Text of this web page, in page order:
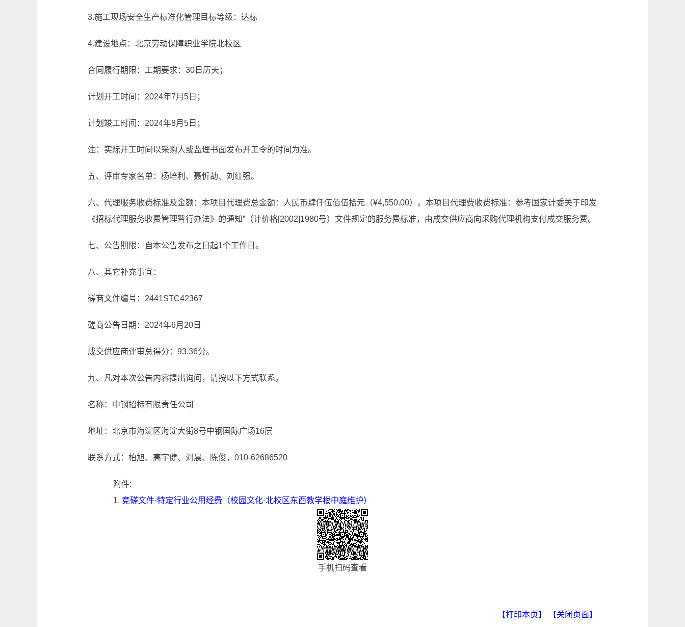
3.施工现场安全生产标准化管理目标等级：达标
4.建设地点：北京劳动保障职业学院北校区
合同履行期限：工期要求：30日历天；
计划开工时间：2024年7月5日；
计划竣工时间：2024年8月5日；
注：实际开工时间以采购人或监理书面发布开工令的时间为准。
五、评审专家名单：杨培利、聂忻劼、刘红强。
六、代理服务收费标准及金额：本项目代理费总金额：人民币肆仟伍佰伍拾元（¥4,550.00）。本项目代理费收费标准：参考国家计委关于印发
《招标代理服务收费管理暂行办法》的通知”（计价格[2002]1980号）文件规定的服务费标准，由成交供应商向采购代理机构支付成交服务费。
七、公告期限：自本公告发布之日起1个工作日。
八、其它补充事宜：
磋商文件编号：2441STC42367
磋商公告日期：2024年6月20日
成交供应商评审总得分：93.36分。
九、凡对本次公告内容提出询问，请按以下方式联系。
名称：中钢招标有限责任公司
地址：北京市海淀区海淀大街8号中钢国际广场16层
联系方式：柏旭、高宇健、刘晨、陈俊，010-62686520
附件:
1. 竞磋文件-特定行业公用经费（校园文化-北校区东西教学楼中庭维护）
手机扫码查看
【打印本页】 【关闭页面】